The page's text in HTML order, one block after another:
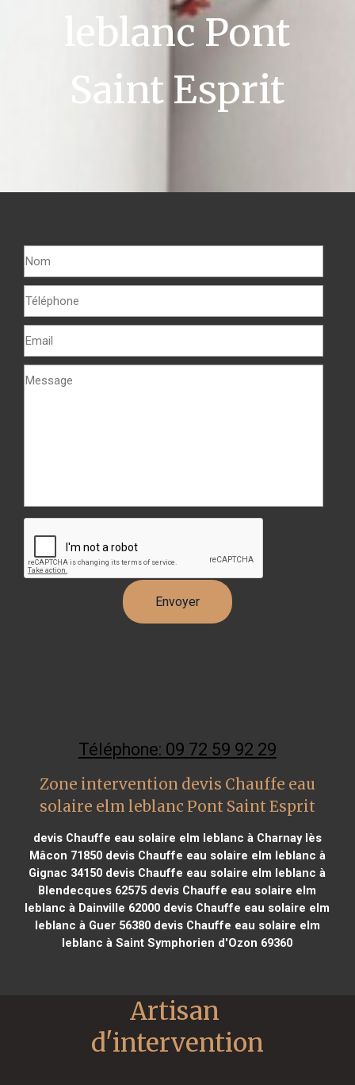
leblanc Pont
Saint Esprit
Téléphone: 09 72 59 92 29
Zone intervention devis Chauffe eau
solaire elm leblanc Pont Saint Esprit
devis Chauffe eau solaire elm leblanc à Charnay lès
Mâcon 71850devis Chauffe eau solaire elm leblanc à
Gignac 34150 devis Chauffe eau solaire elm leblanc à
Blendecques 62575 devis Chauffe eau solaire elm
leblanc à Dainville 62000 devis Chauffe eau solaire elm
leblanc à Guer 56380devis Chauffe eau solaire elm
leblanc à Saint Symphorien d'Ozon 69360
Artisan
d'intervention